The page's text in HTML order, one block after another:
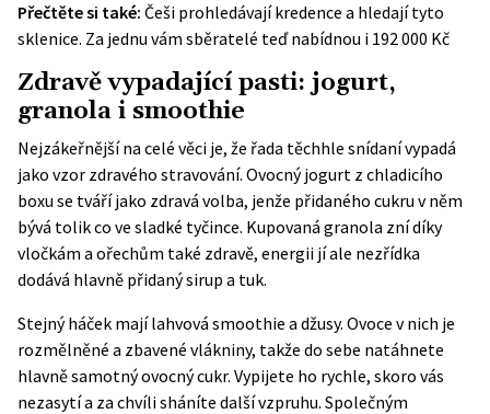
Přečtěte si také: Češi prohledávají kredence a hledají tyto
sklenice. Za jednu vám sběratelé teď nabídnou i 192 000 Kč
Zdravě vypadající pasti: jogurt,
granola i smoothie
Nejzákeřnější na celé věci je, že řada těchhle snídaní vypadá
jako vzor zdravého stravování. Ovocný jogurt z chladicího
boxu se tváří jako zdravá volba, jenže přidaného cukru v něm
bývá tolik co ve sladké tyčince. Kupovaná granola zní díky
vločkám a ořechům také zdravě, energii jí ale nezřídka
dodává hlavně přidaný sirup a tuk.
Stejný háček mají lahvová smoothie a džusy. Ovoce v nich je
rozmělněné a zbavené vlákniny, takže do sebe natáhnete
hlavně samotný ovocný cukr. Vypijete ho rychle, skoro vás
nezasytí a za chvíli sháníte další vzpruhu. Společným